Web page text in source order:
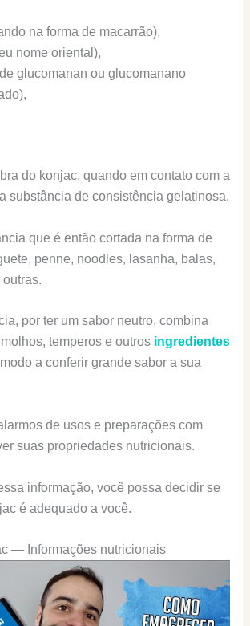
na forma de macarrão),
nome oriental),
glucomanan ou glucomanano
do konjac, quando em contato com a
substância de consistência gelatinosa.
que é então cortada na forma de
penne, noodles, lasanha, balas,
por ter um sabor neutro, combina
temperos e outros ingredientes
a conferir grande sabor a sua
de usos e preparações com
suas propriedades nutricionais.
informação, você possa decidir se
é adequado a você.
— Informações nutricionais